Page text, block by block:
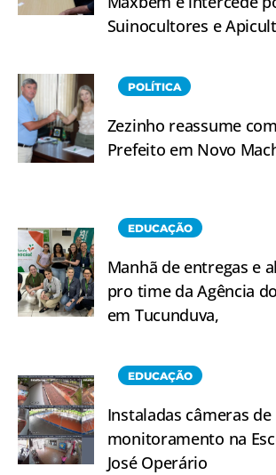
Suinocultores e
POLÍTICA
Zezinho reassume
Prefeito em Novo
EDUCAÇÃO
Manhã de entregas e
pro time da Agência
em Tucunduva,
EDUCAÇÃO
Instaladas câmeras de
monitoramento na
José Operário